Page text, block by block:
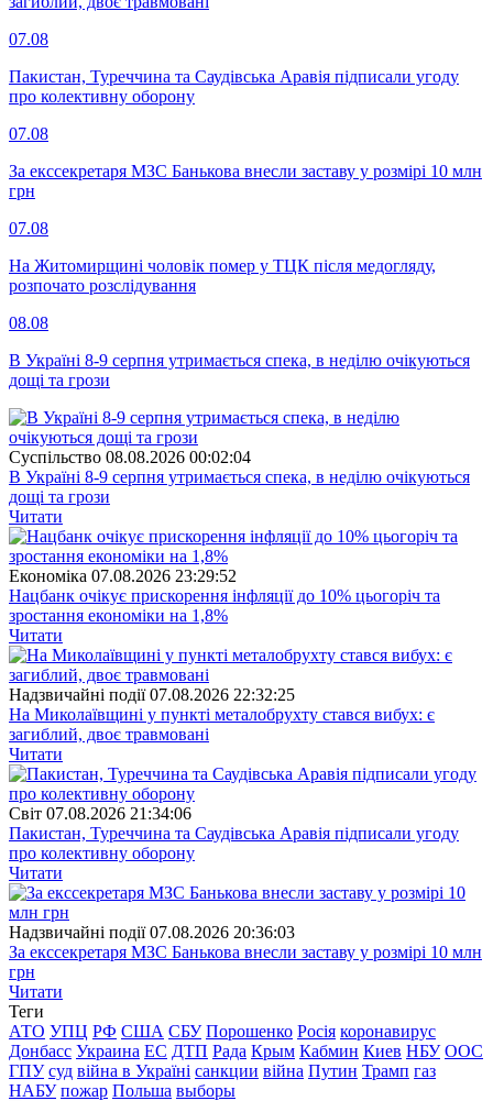
07.08
Пакистан, Туреччина та Саудівська Аравія підписали угоду
про колективну оборону
07.08
За екссекретаря МЗС Банькова внесли заставу у розмірі 10 млн
грн
07.08
На Житомирщині чоловік помер у ТЦК після медогляду,
розпочато розслідування
08.08
В Україні 8-9 серпня утримається спека, в неділю очікуються
дощі та грози
Суспiльство 08.08.2026 00:02:04
В Україні 8-9 серпня утримається спека, в неділю очікуються
дощі та грози
Читати
Економіка 07.08.2026 23:29:52
Нацбанк очікує прискорення інфляції до 10% цьогоріч та
зростання економіки на 1,8%
Читати
Надзвичайні події 07.08.2026 22:32:25
На Миколаївщині у пункті металобрухту стався вибух: є
загиблий, двоє травмовані
Читати
Свiт 07.08.2026 21:34:06
Пакистан, Туреччина та Саудівська Аравія підписали угоду
про колективну оборону
Читати
Надзвичайні події 07.08.2026 20:36:03
За екссекретаря МЗС Банькова внесли заставу у розмірі 10 млн
грн
Читати
Теги
АТО УПЦ РФ США СБУ Порошенко Росія коронавирус
Донбасс Украина ЕС ДТП Рада Крым Кабмин Киев НБУ ООС
ГПУ суд війна в Україні санкции війна Путин Трамп газ
НАБУ пожар Польша выборы